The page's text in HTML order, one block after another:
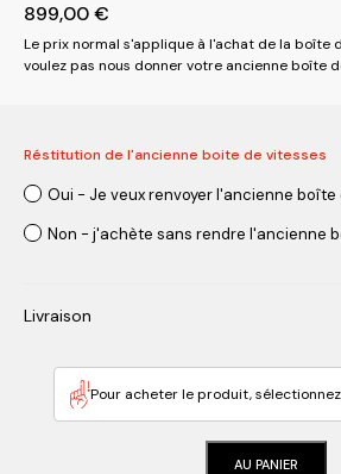
899,00€
Le prix normal s'applique à l'achat de la boîte
voulez pas nous donner votre ancienne boîte
Réstitution de l'ancienne boite de vitesses
Oui - Je veux renvoyer l'ancienne boîte
Non - j'achète sans rendre l'ancienne
Livraison
Pour acheter le produit,
AU PANIER